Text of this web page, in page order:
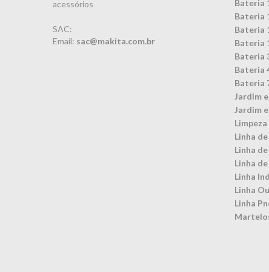
acessórios
SAC:
Email: sac@makita.com.br
Bateria
Bateria
Bateria
Bateria
Bateria
Bateria
Bateria
Jardim
Jardim
Linha
Linha
Linha
Linha
Linha
Linha